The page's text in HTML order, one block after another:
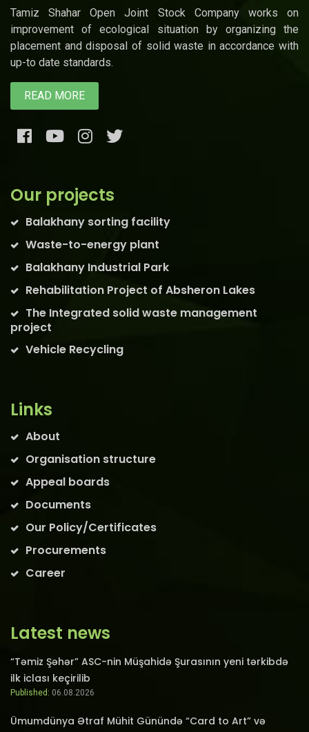
Tamiz Shahar Open Joint Stock Company works on
improvement of ecological situation by organizing the
placement and disposal of solid waste in accordance with
up-to date standards.
READ MORE
Our projects
Balakhany sorting facility
Waste-to-energy plant
Balakhany Industrial Park
Rehabilitation Project of Absheron Lakes
The Integrated solid waste management
project
Vehicle Recycling
Links
About
Organisation structure
Appeal boards
Documents
Our Policy/Certificates
Procurements
Career
Latest news
“Təmiz Şəhər” ASC-nin Müşahidə Şurasının yeni tərkibdə
ilk iclası keçirilib
Published: 06.08.2026
Ümumdünya Ətraf Mühit Günündə “Card to Art” və